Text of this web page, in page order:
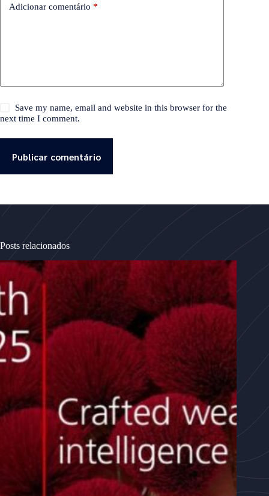
Adicionar comentário *
Save my name, email and website in this browser for the
next time I comment.
Publicar comentário
Posts relacionados